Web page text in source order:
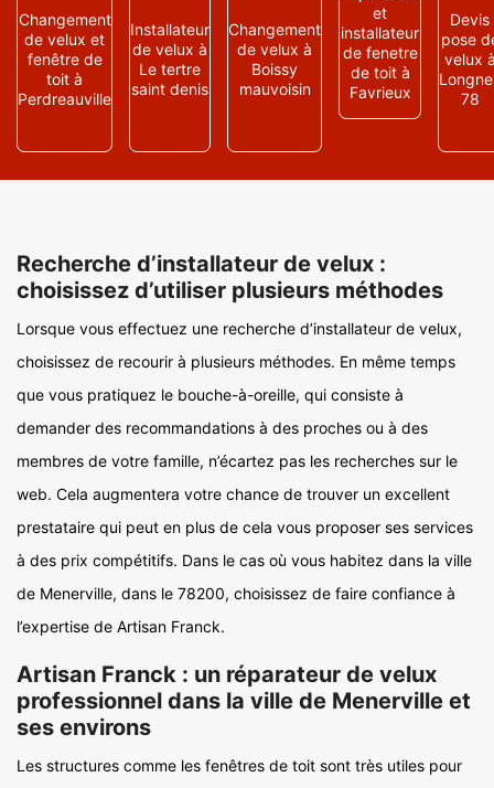
Changement
de velux et
fenêtre de
toit à
Perdreauville
Installateur
de velux à
Le tertre
saint denis
Changement
de velux à
Boissy
mauvoisin
et
installateur
de fenetre
de toit à
Favrieux
Devis
pose
velux
78
Recherche d’installateur de velux :
choisissez d’utiliser plusieurs méthodes
Lorsque vous effectuez une recherche d’installateur de velux,
choisissez de recourir à plusieurs méthodes. En même temps
que vous pratiquez le bouche-à-oreille, qui consiste à
demander des recommandations à des proches ou à des
membres de votre famille, n’écartez pas les recherches sur le
web. Cela augmentera votre chance de trouver un excellent
prestataire qui peut en plus de cela vous proposer ses services
à des prix compétitifs. Dans le cas où vous habitez dans la ville
de Menerville, dans le 78200, choisissez de faire confiance à
l’expertise de Artisan Franck.
Artisan Franck : un réparateur de velux
professionnel dans la ville de Menerville et
ses environs
Les structures comme les fenêtres de toit sont très utiles pour